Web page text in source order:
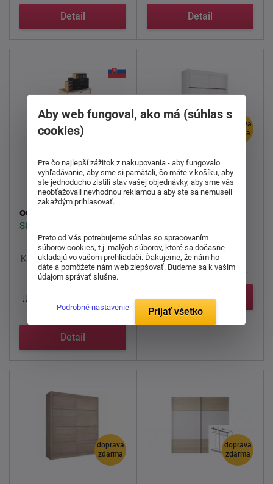
Detail Detail
Kancelária Rioma typ
09
od
Skladom > 5 ks
Kancelárskaskriňa Rioma
typ 09.
Uložte svoje dokumenty a
podklady na ...
Detail
doprava
zdarma
Skriňa Merina 150
Dvojdverovášatníková
skriňa Merina 150 s
Detail
doprava
zdarma
doprava
zdarma
Aby web fungoval, ako má (súhlas s
cookies)
Pre čo najlepší zážitok z nakupovania - aby fungovalo
vyhľadávanie, aby sme si pamätali, čo máte v košíku, aby
ste jednoducho zistili stav vašej objednávky, aby sme vás
neobťažovali nevhodnou reklamou a aby ste sa nemuseli
zakaždým prihlasovať.
Preto od Vás potrebujeme súhlas so spracovaním
súborov cookies, t.j. malých súborov, ktoré sa dočasne
ukladajú vo vašom prehliadači. Ďakujeme, že nám ho
dáte a pomôžete nám web zlepšovať. Budeme sa k vašim
údajom správať slušne.
Podrobné nastavenie Prijať všetko